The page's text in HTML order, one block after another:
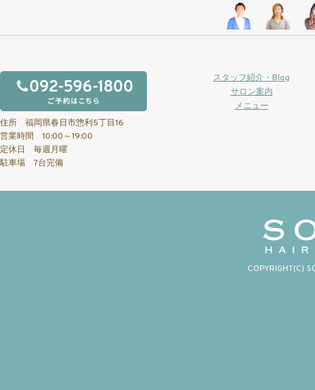
住所 福岡県春日市惣利5丁目16
営業時間 10:00～19:00
定休日 毎週月曜
駐車場 7台完備
スタッフ紹介・Blog
サロン案内
メニュー
COPYRIGHT(C)